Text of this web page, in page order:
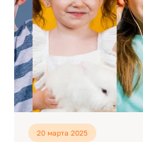
20 марта 2025